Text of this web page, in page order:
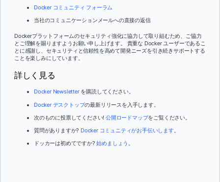
Docker コミュニティ フォーラム
当社のコミュニケーションメールへの直接の返信
Dockerプラットフォームのセキュリティ強化に協力して取り組むため、ご協力
とご理解を賜りますようお願い申し上げます。 貴重な Docker ユーザーであるこ
とに感謝し、セキュリティと信頼性を高めて開発ニーズを引き続きサポートする
ことを楽しみにしています。
詳しく見る
Docker Newsletterを購読してください。
Docker デスクトップの最新リリースを入手します。
次のものに投票してください! 公開ロードマップをご覧ください。
質問がありますか? Docker コミュニティがお手伝いします。
ドッカーは初めてですか?始めましょう 。